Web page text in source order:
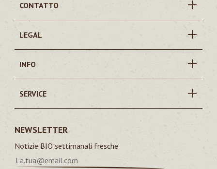
CONTATTO
LEGAL
INFO
SERVICE
NEWSLETTER
Notizie BIO settimanali fresche